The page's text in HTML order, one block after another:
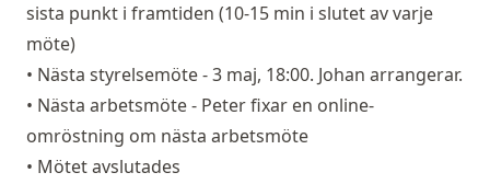
sista punkt i framtiden (10-15 min i slutet av varje
möte)
• Nästa styrelsemöte - 3 maj, 18:00. Johan arrangerar.
• Nästa arbetsmöte - Peter fixar en online-
omröstning om nästa arbetsmöte
• Mötet avslutades